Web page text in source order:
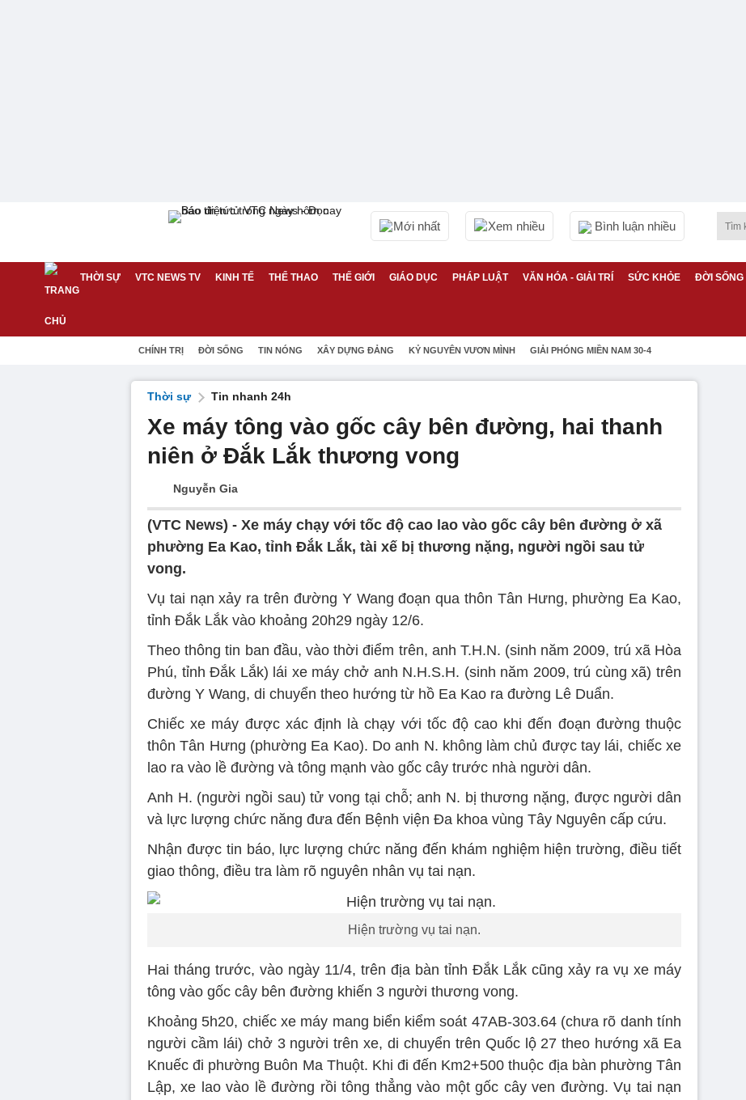
Mới nhất Xem nhiều Bình luận nhiều
THỜI SỰ VTC NEWS TV KINH TẾ THỂ THAO THẾ GIỚI GIÁO DỤC PHÁP LUẬT VĂN HÓA - GIẢI TRÍ SỨC KHỎE ĐỜI SỐNG
CHÍNH TRỊ ĐỜI SỐNG TIN NÓNG XÂY DỰNG ĐẢNG KỶ NGUYÊN VƯƠN MÌNH GIẢI PHÓNG MIỀN NAM 30-4
Thời sự Tin nhanh 24h
Xe máy tông vào gốc cây bên đường, hai thanh
niên ở Đắk Lắk thương vong
Nguyễn Gia
(VTC News) - Xe máy chạy với tốc độ cao lao vào gốc cây bên đường ở xã
phường Ea Kao, tỉnh Đắk Lắk, tài xế bị thương nặng, người ngồi sau tử
vong.
Vụ tai nạn xảy ra trên đường Y Wang đoạn qua thôn Tân Hưng, phường Ea Kao,
tỉnh Đắk Lắk vào khoảng 20h29 ngày 12/6.
Theo thông tin ban đầu, vào thời điểm trên, anh T.H.N. (sinh năm 2009, trú xã Hòa
Phú, tỉnh Đắk Lắk) lái xe máy chở anh N.H.S.H. (sinh năm 2009, trú cùng xã) trên
đường Y Wang, di chuyển theo hướng từ hồ Ea Kao ra đường Lê Duẩn.
Chiếc xe máy được xác định là chạy với tốc độ cao khi đến đoạn đường thuộc
thôn Tân Hưng (phường Ea Kao). Do anh N. không làm chủ được tay lái, chiếc xe
lao ra vào lề đường và tông mạnh vào gốc cây trước nhà người dân.
Anh H. (người ngồi sau) tử vong tại chỗ; anh N. bị thương nặng, được người dân
và lực lượng chức năng đưa đến Bệnh viện Đa khoa vùng Tây Nguyên cấp cứu.
Nhận được tin báo, lực lượng chức năng đến khám nghiệm hiện trường, điều tiết
giao thông, điều tra làm rõ nguyên nhân vụ tai nạn.
Hiện trường vụ tai nạn.
Hai tháng trước, vào ngày 11/4, trên địa bàn tỉnh Đắk Lắk cũng xảy ra vụ xe máy
tông vào gốc cây bên đường khiến 3 người thương vong.
Khoảng 5h20, chiếc xe máy mang biển kiểm soát 47AB-303.64 (chưa rõ danh tính
người cầm lái) chở 3 người trên xe, di chuyển trên Quốc lộ 27 theo hướng xã Ea
Knuếc đi phường Buôn Ma Thuột. Khi đi đến Km2+500 thuộc địa bàn phường Tân
Lập, xe lao vào lề đường rồi tông thẳng vào một gốc cây ven đường. Vụ tai nạn